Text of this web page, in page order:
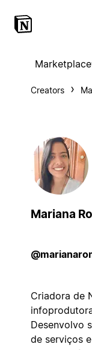
Marketplace
Creators
Mariana
Criadora de
Desenvolvo
de serviços